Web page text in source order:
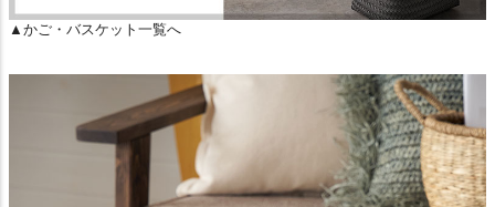
▲かご・バスケット一覧へ